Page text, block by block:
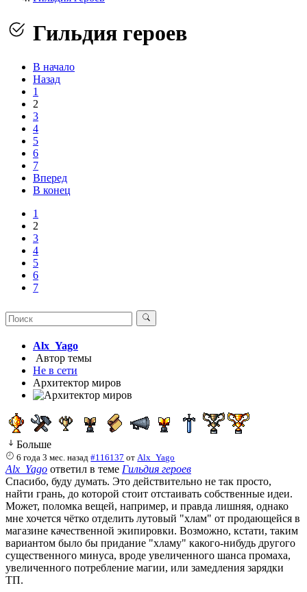
Гильдия героев
В начало
Назад
1
2
3
4
5
6
7
Вперед
В конец
1
2
3
4
5
6
7
Alx_Yago
Автор темы
Не в сети
Архитектор миров
Больше
6 года 3 мес. назад #116137 от Alx_Yago
Alx_Yago ответил в теме Гильдия героев
Спасибо, буду думать. Это действительно не так просто,
найти грань, до которой стоит отстаивать собственные идеи.
Может, поломка вещей, например, и правда лишняя, однако
мне хочется чётко отделить лутовый "хлам" от продающейся в
магазине качественной экипировки. Возможно, кстати, таким
вариантом было бы придание "хламу" какого-нибудь другого
существенного минуса, вроде увеличенного шанса промаха,
увеличенного потребление магии, или замедления зарядки
ТП.